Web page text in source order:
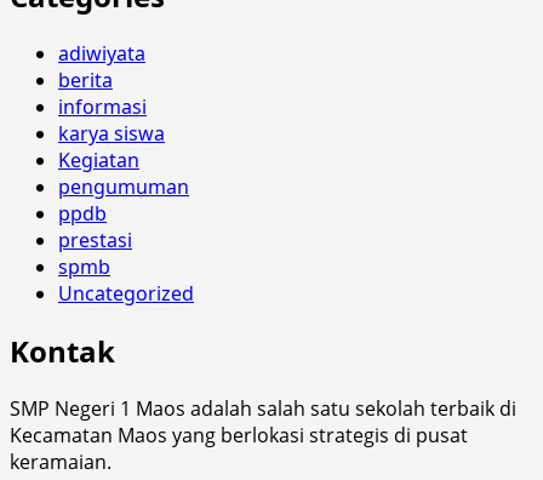
adiwiyata
berita
informasi
karya siswa
Kegiatan
pengumuman
ppdb
prestasi
spmb
Uncategorized
Kontak
SMP Negeri 1 Maos adalah salah satu sekolah terbaik di
Kecamatan Maos yang berlokasi strategis di pusat
keramaian.